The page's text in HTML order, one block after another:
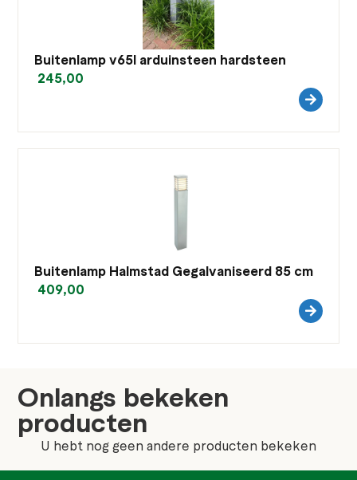
Buitenlamp v65l arduinsteen hardsteen
245,00
Buitenlamp Halmstad Gegalvaniseerd 85 cm
409,00
Onlangs bekeken
producten
U hebt nog geen andere producten bekeken